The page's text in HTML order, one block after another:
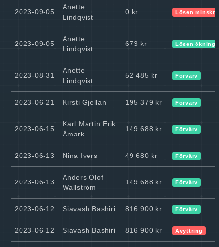
2023-09-05
Anette
Lindqvist
0 kr Lösen
2023-09-05
Anette
Lindqvist
673 kr Lösen ökning
2023-08-31
Anette
Lindqvist
52 485 kr Förvärv
2023-06-21 Kirsti Gjellan 195 379 kr Förvärv
2023-06-15
Karl Martin Erik
Åmark
149 688 kr Förvärv
2023-06-13 Nina Ivers 49 680 kr Förvärv
2023-06-13
Anders Olof
Wallström
149 688 kr Förvärv
2023-06-12 Siavash Bashiri 816 900 kr Förvärv
2023-06-12 Siavash Bashiri 816 900 kr Avyttring